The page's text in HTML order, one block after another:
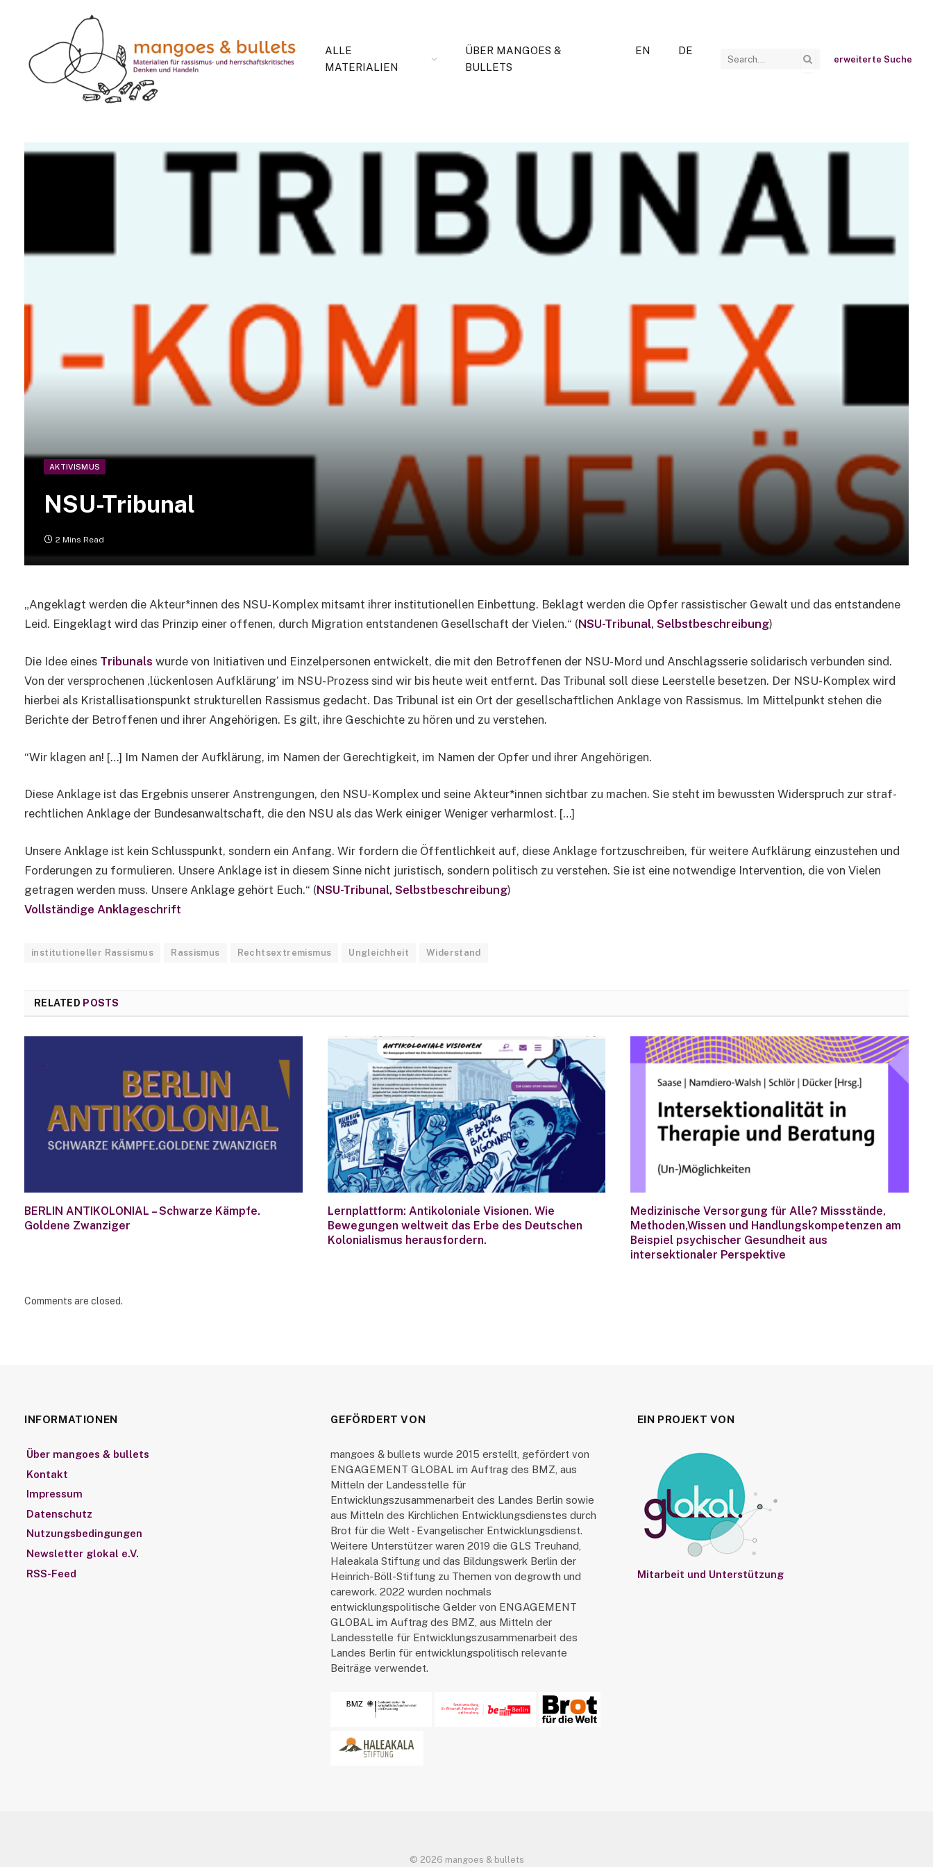
ALLE
MATERIALIEN
ÜBER MANGOES &
BULLETS
EN DE
erweiterte Suche
AKTIVISMUS
NSU-Tribunal
2 Mins Read
„Angeklagt werden die Akteur*innen des NSU-Komplex mitsamt ihrer institutionellen Einbettung. Beklagt werden die Opfer rassistischer Gewalt und das entstandene
Leid. Eingeklagt wird das Prinzip einer offenen, durch Migration entstandenen Gesellschaft der Vielen.“ (NSU-Tribunal, Selbstbeschreibung)
Die Idee eines Tribunals wurde von Initiativen und Einzelpersonen entwickelt, die mit den Betroffenen der NSU-Mord und Anschlagsserie solidarisch verbunden sind.
Von der versprochenen ‚lückenlosen Aufklärung‘ im NSU-Prozess sind wir bis heute weit entfernt. Das Tribunal soll diese Leerstelle besetzen. Der NSU-Komplex wird
hierbei als Kristallisationspunkt strukturellen Rassismus gedacht. Das Tribunal ist ein Ort der gesellschaftlichen Anklage von Rassismus. Im Mittelpunkt stehen die
Berichte der Betroffenen und ihrer Angehörigen. Es gilt, ihre Geschichte zu hören und zu verstehen.
“Wir klagen an! […] Im Namen der Aufklärung, im Namen der Gerechtigkeit, im Namen der Opfer und ihrer Angehörigen.
Diese Anklage ist das Ergebnis unserer Anstrengungen, den NSU-Komplex und seine Akteur*innen sichtbar zu machen. Sie steht im bewussten Widerspruch zur straf­
rechtlichen Anklage der Bundesanwaltschaft, die den NSU als das Werk einiger Weniger verharmlost. […]
Unsere Anklage ist kein Schlusspunkt, sondern ein An­fang. Wir fordern die Öffentlichkeit auf, diese Anklage fortzuschreiben, für weitere Aufklärung einzustehen und
Forderungen zu formulieren. Unsere Anklage ist in diesem Sinne nicht juristisch, sondern politisch zu verstehen. Sie ist eine notwendige Intervention, die von Vielen
getragen werden muss. Unsere Anklage gehört Euch.“ (NSU-Tribunal, Selbstbeschreibung)
Vollständige Anklageschrift
institutioneller Rassismus Rassismus Rechtsextremismus Ungleichheit Widerstand
RELATED POSTS
BERLIN ANTIKOLONIAL – Schwarze Kämpfe.
Goldene Zwanziger
Lernplattform: Antikoloniale Visionen. Wie
Bewegungen weltweit das Erbe des Deutschen
Kolonialismus herausfordern.
Medizinische Versorgung für Alle? Missstände,
Methoden,Wissen und Handlungskompetenzen am
Beispiel psychischer Gesundheit aus
intersektionaler Perspektive
Comments are closed.
INFORMATIONEN
Über mangoes & bullets
Kontakt
Impressum
Datenschutz
Nutzungsbedingungen
Newsletter glokal e.V.
RSS-Feed
GEFÖRDERT VON
mangoes & bullets wurde 2015 erstellt, gefördert von
ENGAGEMENT GLOBAL im Auftrag des BMZ, aus
Mitteln der Landesstelle für
Entwicklungszusammenarbeit des Landes Berlin sowie
aus Mitteln des Kirchlichen Entwicklungsdienstes durch
Brot für die Welt - Evangelischer Entwicklungsdienst.
Weitere Unterstützer waren 2019 die GLS Treuhand,
Haleakala Stiftung und das Bildungswerk Berlin der
Heinrich-Böll-Stiftung zu Themen von degrowth und
carework. 2022 wurden nochmals
entwicklungspolitische Gelder von ENGAGEMENT
GLOBAL im Auftrag des BMZ, aus Mitteln der
Landesstelle für Entwicklungszusammenarbeit des
Landes Berlin für entwicklungspolitisch relevante
Beiträge verwendet.
EIN PROJEKT VON
Mitarbeit und Unterstützung
© 2026 mangoes & bullets